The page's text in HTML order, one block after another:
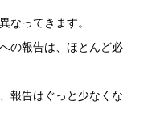
なってきます。
の報告は、ほとんど必
報告はぐっと少なくな